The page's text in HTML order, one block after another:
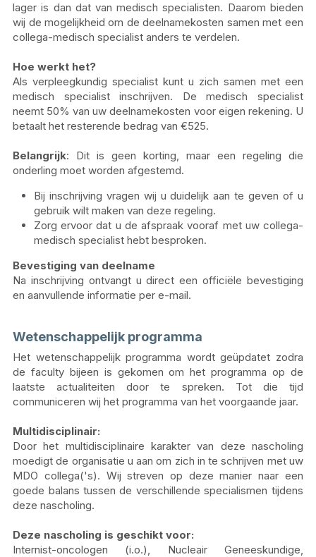
lager is dan dat van medisch specialisten. Daarom bieden
wij de mogelijkheid om de deelnamekosten samen met een
collega-medisch specialist anders te verdelen.
Hoe werkt het?
Als verpleegkundig specialist kunt u zich samen met een
medisch specialist inschrijven. De medisch specialist
neemt 50% van uw deelnamekosten voor eigen rekening. U
betaalt het resterende bedrag van €525.
Belangrijk: Dit is geen korting, maar een regeling die
onderling moet worden afgestemd.
Bij inschrijving vragen wij u duidelijk aan te geven of u
gebruik wilt maken van deze regeling.
Zorg ervoor dat u de afspraak vooraf met uw collega-
medisch specialist hebt besproken.
Bevestiging van deelname
Na inschrijving ontvangt u direct een officiële bevestiging
en aanvullende informatie per e-mail.
Wetenschappelijk programma
Het wetenschappelijk programma wordt geüpdatet zodra
de faculty bijeen is gekomen om het programma op de
laatste actualiteiten door te spreken. Tot die tijd
communiceren wij het programma van het voorgaande jaar.
Multidisciplinair:
Door het multidisciplinaire karakter van deze nascholing
moedigt de organisatie u aan om zich in te schrijven met uw
MDO collega('s). Wij streven op deze manier naar een
goede balans tussen de verschillende specialismen tijdens
deze nascholing.
Deze nascholing is geschikt voor:
Internist-oncologen (i.o.), Nucleair Geneeskundige,